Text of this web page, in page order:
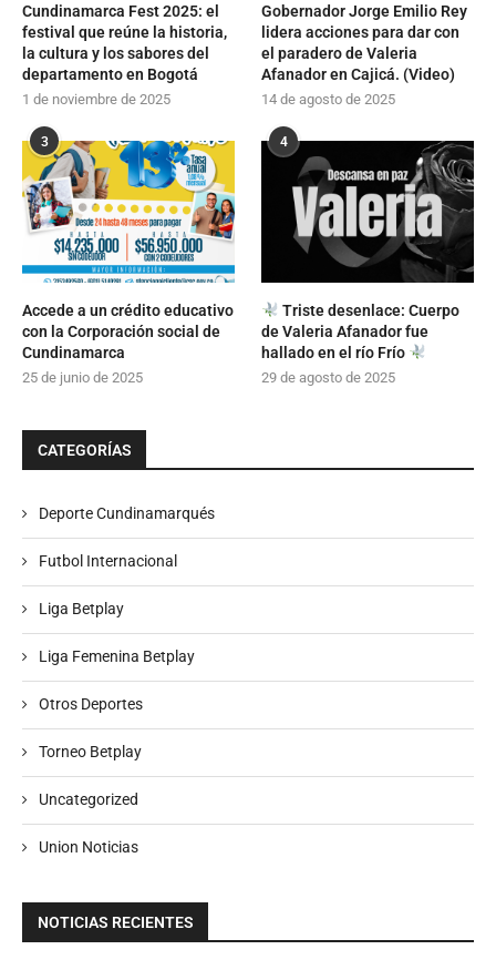
Cundinamarca Fest 2025: el
festival que reúne la historia,
la cultura y los sabores del
departamento en Bogotá
1 de noviembre de 2025
Gobernador Jorge Emilio Rey
lidera acciones para dar con
el paradero de Valeria
Afanador en Cajicá. (Video)
14 de agosto de 2025
3
Accede a un crédito educativo
con la Corporación social de
Cundinamarca
25 de junio de 2025
4
Triste desenlace: Cuerpo
de Valeria Afanador fue
hallado en el río Frío
29 de agosto de 2025
CATEGORÍAS
Deporte Cundinamarqués
Futbol Internacional
Liga Betplay
Liga Femenina Betplay
Otros Deportes
Torneo Betplay
Uncategorized
Union Noticias
NOTICIAS RECIENTES